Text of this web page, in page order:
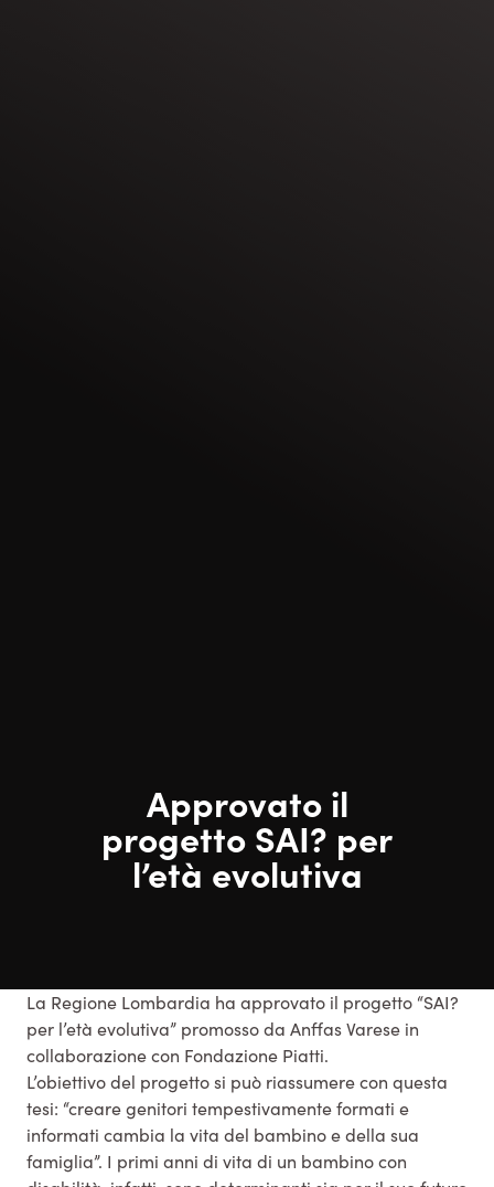
Approvato il
progetto SAI? per
l’età evolutiva
La Regione Lombardia ha approvato il progetto “SAI?
per l’età evolutiva” promosso da Anffas Varese in
collaborazione con Fondazione Piatti.
L’obiettivo del progetto si può riassumere con questa
tesi: “creare genitori tempestivamente formati e
informati cambia la vita del bambino e della sua
famiglia”. I primi anni di vita di un bambino con